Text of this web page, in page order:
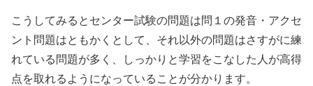
こうしてみるとセンター試験の問題は問１の発音・アクセ
ント問題はともかくとして、それ以外の問題はさすがに練
れている問題が多く、しっかりと学習をこなした人が高得
点を取れるようになっていることが分かります。